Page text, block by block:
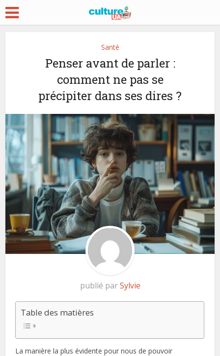
Santé
Penser avant de parler :
comment ne pas se
précipiter dans ses dires ?
publié parSylvie
Table des matières
La manière la plus évidente pour nous de pouvoir